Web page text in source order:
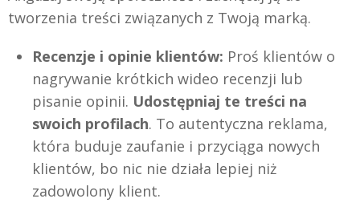
tworzenia treści związanych z Twoją marką.
Recenzje i opinie klientów: Proś klientów o
nagrywanie krótkich wideo recenzji lub
pisanie opinii. Udostępniaj te treści na
swoich profilach. To autentyczna reklama,
która buduje zaufanie i przyciąga nowych
klientów, bo nic nie działa lepiej niż
zadowolony klient.